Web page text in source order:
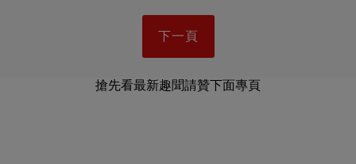
下一頁
搶先看最新趣聞請贊下面專頁